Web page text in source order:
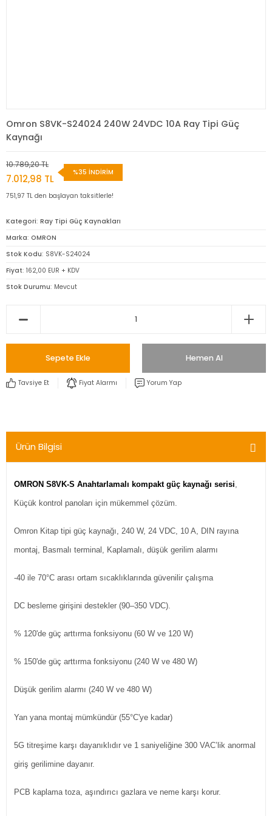
Omron S8VK-S24024 240W 24VDC 10A Ray Tipi Güç
Kaynağı
10.789,20 TL
7.012,98 TL
%35 İNDİRİM
751,97 TL den başlayan taksitlerle!
Kategori Ray Tipi Güç Kaynakları
Marka OMRON
Stok Kodu S8VK-S24024
Fiyat 162,00 EUR + KDV
Stok Durumu Mevcut
Sepete Ekle Hemen Al
Tavsiye Et Fiyat Alarmı Yorum Yap
Ürün Bilgisi
OMRON S8VK-S Anahtarlamalı kompakt güç kaynağı serisi,
Küçük kontrol panoları için mükemmel çözüm.
Omron Kitap tipi güç kaynağı, 240 W, 24 VDC, 10 A, DIN rayına
montaj, Basmalı terminal, Kaplamalı, düşük gerilim alarmı
-40 ile 70°C arası ortam sıcaklıklarında güvenilir çalışma
DC besleme girişini destekler (90–350 VDC).
% 120'de güç arttırma fonksiyonu (60 W ve 120 W)
% 150'de güç arttırma fonksiyonu (240 W ve 480 W)
Düşük gerilim alarmı (240 W ve 480 W)
Yan yana montaj mümkündür (55°C'ye kadar)
5G titreşime karşı dayanıklıdır ve 1 saniyeliğine 300 VAC’lik anormal
giriş gerilimine dayanır.
PCB kaplama toza, aşındırıcı gazlara ve neme karşı korur.